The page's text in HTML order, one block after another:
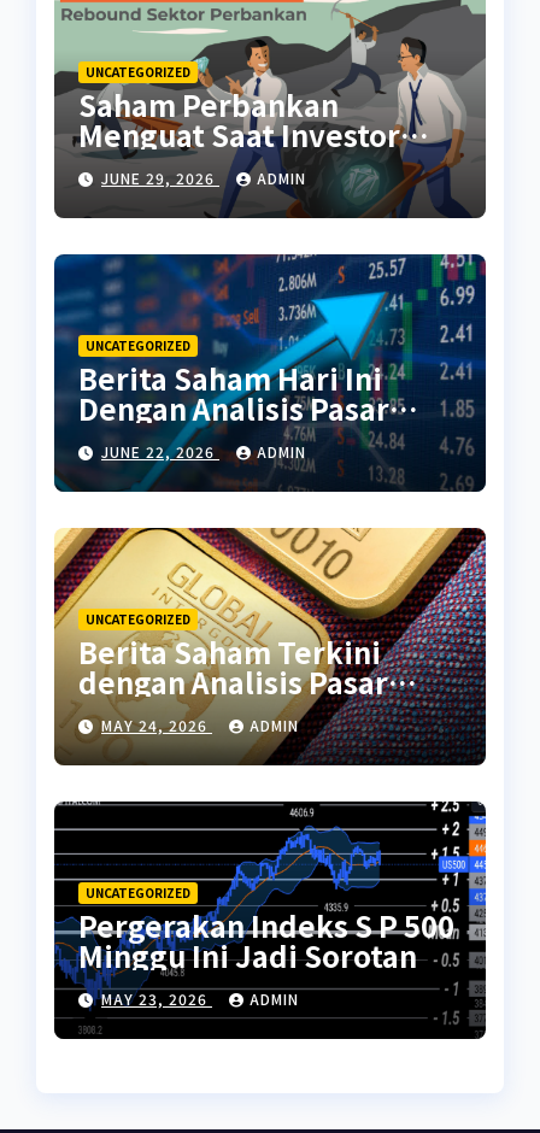
UNCATEGORIZED
Saham Perbankan
Menguat Saat Investor
Kembali Aktif
JUNE 29, 2026 ADMIN
UNCATEGORIZED
Berita Saham Hari Ini
Dengan Analisis Pasar
Terbaru
JUNE 22, 2026 ADMIN
UNCATEGORIZED
Berita Saham Terkini
dengan Analisis Pasar
Global
MAY 24, 2026 ADMIN
UNCATEGORIZED
Pergerakan Indeks S P 500
Minggu Ini Jadi Sorotan
MAY 23, 2026 ADMIN